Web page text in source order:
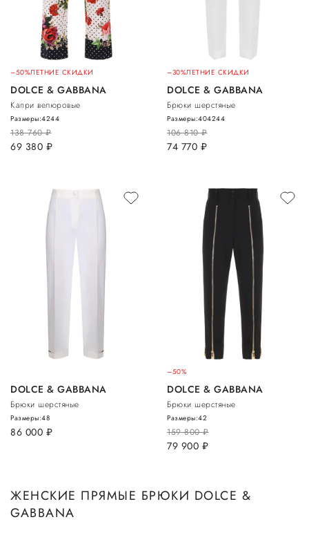
–50%ЛЕТНИЕ СКИДКИ
DOLCE & GABBANA
Капри велюровые
138 760руб.
69 380 руб.
Размеры:4244
–30%ЛЕТНИЕ СКИДКИ
DOLCE & GABBANA
Брюки шерстяные
106 810руб.
74 770 руб.
Размеры:404244
DOLCE & GABBANA
Брюки шерстяные
86 000 руб.
Размеры:48
–50%
DOLCE & GABBANA
Брюки шерстяные
159 800руб.
79 900 руб.
Размеры:42
ЖЕНСКИЕ ПРЯМЫЕ БРЮКИ DOLCE &
GABBANA